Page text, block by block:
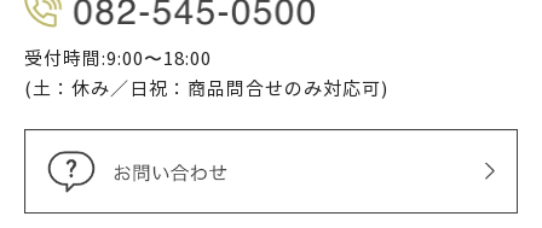
受付時間:9:00〜18:00
(土：休み／日祝：商品問合せのみ対応可)